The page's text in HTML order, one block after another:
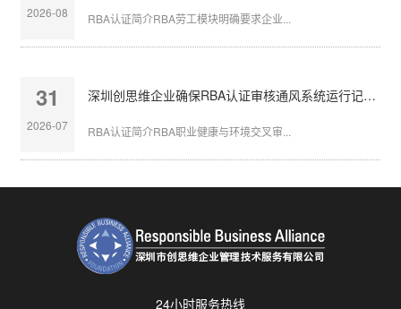
2026-08 RBA认证简介RBA劳工模块明确要求企业...
31
2026-07
深圳创思维企业确保RBA认证审核通风系统运行记录完整
RBA认证简介RBA职业健康与环境交叉审...
24小时服务热线